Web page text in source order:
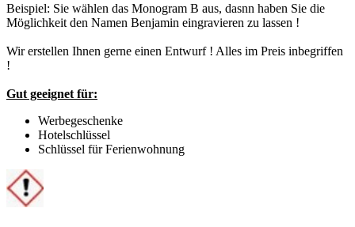
Beispiel: Sie wählen das Monogram B aus, dasnn haben Sie die
Möglichkeit den Namen Benjamin eingravieren zu lassen !
Wir erstellen Ihnen gerne einen Entwurf ! Alles im Preis inbegriffen
!
Gut geeignet für:
Werbegeschenke
Hotelschlüssel
Schlüssel für Ferienwohnung